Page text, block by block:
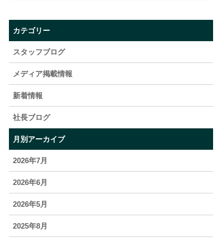
カテゴリー
スタッフブログ
メディア掲載情報
新着情報
社長ブログ
月別アーカイブ
2026年7月
2026年6月
2026年5月
2025年8月